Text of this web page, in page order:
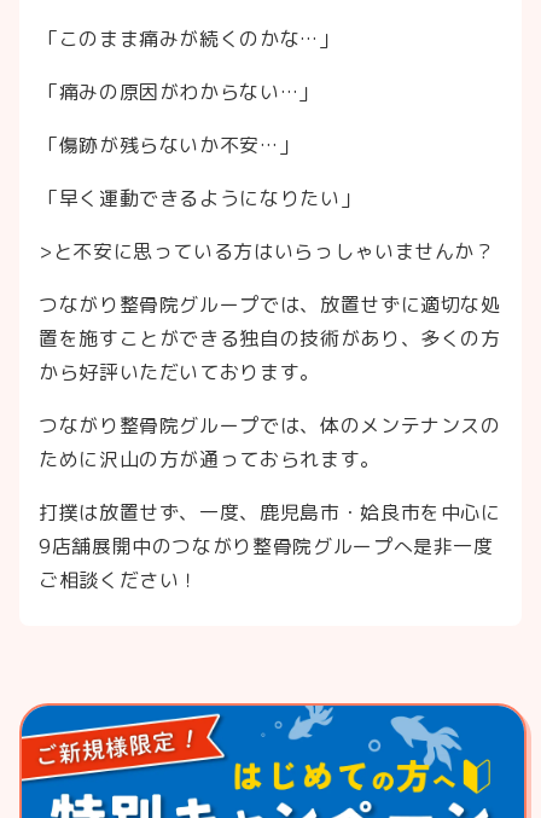
「このまま痛みが続くのかな…」
「痛みの原因がわからない…」
「傷跡が残らないか不安…」
「早く運動できるようになりたい」
>と不安に思っている方はいらっしゃいませんか？
つながり整骨院グループでは、放置せずに適切な処
置を施すことができる独自の技術があり、多くの方
から好評いただいております。
つながり整骨院グループでは、体のメンテナンスの
ために沢山の方が通っておられます。
打撲は放置せず、一度、鹿児島市・姶良市を中心に
9店舗展開中のつながり整骨院グループへ是非一度
ご相談ください！